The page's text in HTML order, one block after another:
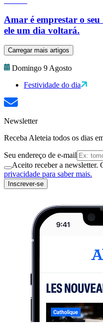
Amar é emprestar o
ele um dia voltará.
Carregar mais artigos
Domingo 9 Agosto
Festividade do dia
Newsletter
Receba Aleteia todos os dias
Seu endereço de e-mail
Aceito receber a newsletter.
privacidade para saber mais.
Inscrever-se